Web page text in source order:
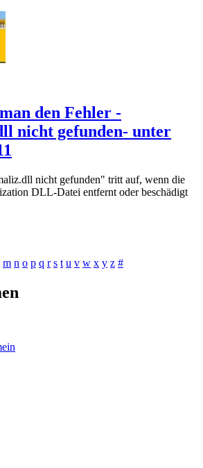
den Fehler -
nicht gefunden- unter
nicht gefunden" tritt auf, wenn die
DLL-Datei entfernt oder beschädigt
m n o p q r s t u v w x y z #